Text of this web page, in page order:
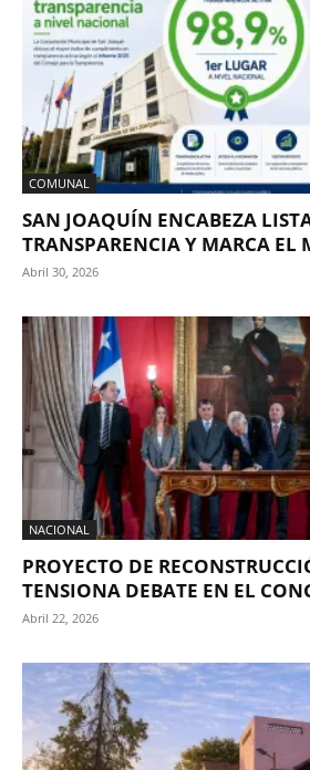
COMUNAL
SAN JOAQUÍN ENCABEZA
TRANSPARENCIA Y MARCA EL
Abril 30, 2026
NACIONAL
PROYECTO DE
TENSIONA DEBATE EN EL
Abril 22, 2026